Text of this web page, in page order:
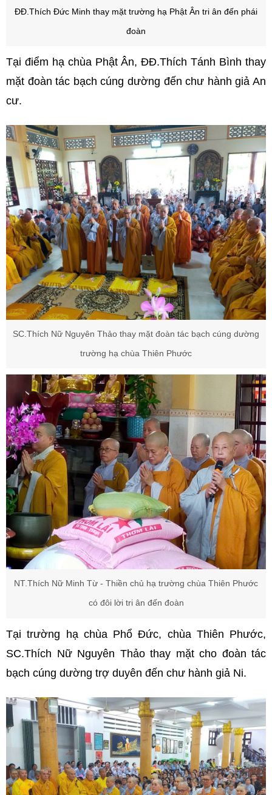
ĐĐ.Thích Đức Minh thay mặt trường hạ Phật Ân tri ân đến phái
đoàn
Tại điểm hạ chùa Phật Ân, ĐĐ.Thích Tánh Bình thay
mặt đoàn tác bạch cúng dường đến chư hành giả An
cư.
SC.Thích Nữ Nguyên Thảo thay mặt đoàn tác bạch cúng dường
trường hạ chùa Thiên Phước
NT.Thích Nữ Minh Từ - Thiền chủ hạ trường chùa Thiên Phước
có đôi lời tri ân đến đoàn
Tại trường hạ chùa Phổ Đức, chùa Thiên Phước,
SC.Thích Nữ Nguyên Thảo thay mặt cho đoàn tác
bạch cúng dường trợ duyên đến chư hành giả Ni.